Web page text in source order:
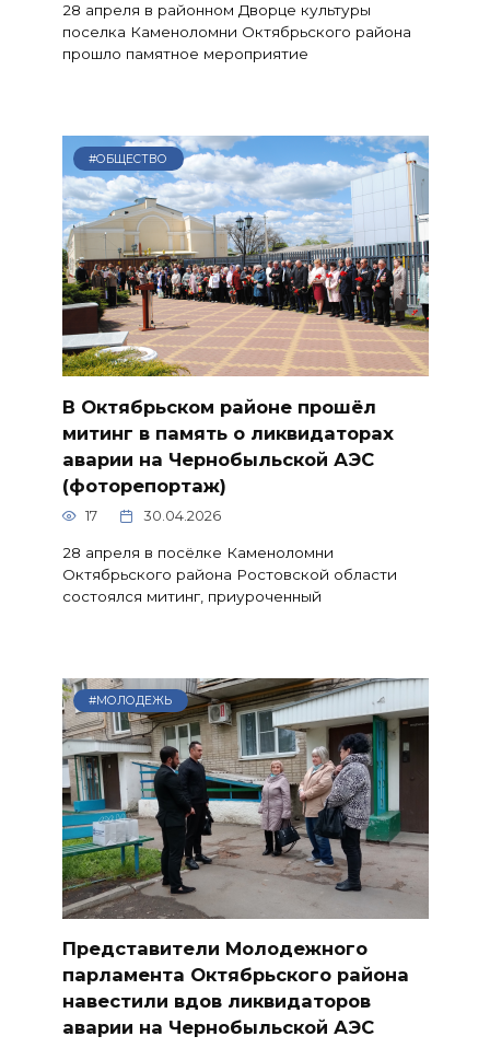
28 апреля в районном Дворце культуры
поселка Каменоломни Октябрьского района
прошло памятное мероприятие
#ОБЩЕСТВО
В Октябрьском районе прошёл
митинг в память о ликвидаторах
аварии на Чернобыльской АЭС
(фоторепортаж)
17 30.04.2026
28 апреля в посёлке Каменоломни
Октябрьского района Ростовской области
состоялся митинг, приуроченный
#МОЛОДЕЖЬ
Представители Молодежного
парламента Октябрьского района
навестили вдов ликвидаторов
аварии на Чернобыльской АЭС